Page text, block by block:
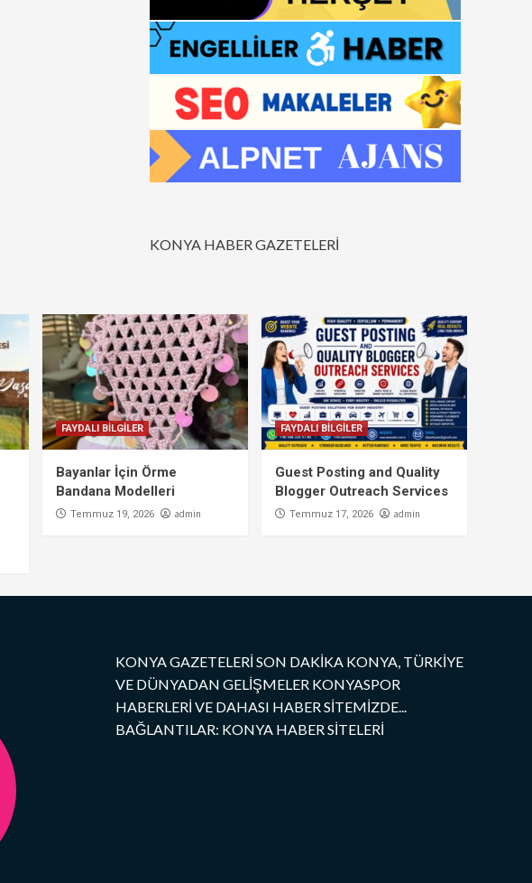
KONYA HABER GAZETELERİ
FAYDALI BİLGİLER
Bayanlar İçin Örme
Bandana Modelleri
Temmuz 19, 2026 admin
FAYDALI BİLGİLER
Guest Posting and Quality
Blogger Outreach Services
Temmuz 17, 2026 admin
KONYA GAZETELERİ SON DAKİKA KONYA, TÜRKİYE
VE DÜNYADAN GELİŞMELER KONYASPOR
HABERLERİ VE DAHASI HABER SİTEMİZDE...
BAĞLANTILAR: KONYA HABER SİTELERİ